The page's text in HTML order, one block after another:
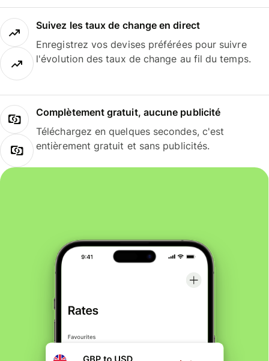
Suivez les taux de change en direct
Enregistrez vos devises préférées pour suivre
l'évolution des taux de change au fil du temps.
Complètement gratuit, aucune publicité
Téléchargez en quelques secondes, c'est
entièrement gratuit et sans publicités.